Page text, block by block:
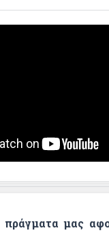
πράγματα μας